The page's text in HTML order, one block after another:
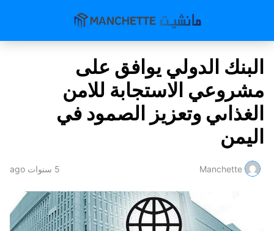
البنك الدولي يوافق على
مشروعي الاستجابة للامن
الغذاىي وتعزيز الصمود في
اليمن
Manchette 5 سنوات ago